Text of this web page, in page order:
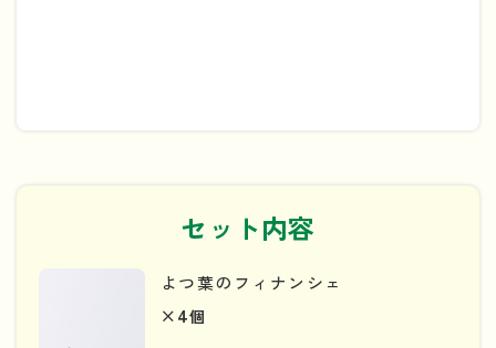
セット内容
よつ葉のフィナンシェ
×4個